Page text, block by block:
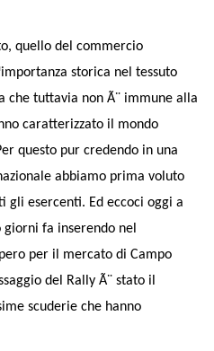
quello del commercio
storica nel tessuto
che tuttavia non Ã¨ immune alla
caratterizzato il mondo
questo pur credendo in una
abbiamo prima voluto
gli esercenti. Ed eccoci oggi a
fa inserendo nel
per il mercato di Campo
del Rally Ã¨ stato il
scuderie che hanno